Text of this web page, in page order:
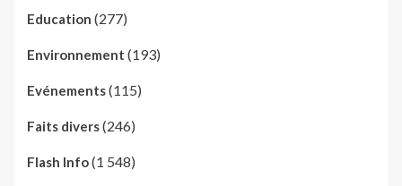
Education (277)
Environnement (193)
Evénements(115)
Faits divers(246)
Flash Info(1 548)